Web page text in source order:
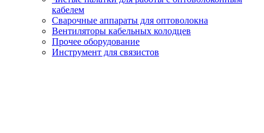
кабелем
Сварочные аппараты для оптоволокна
Вентиляторы кабельных колодцев
Прочее оборудование
Инструмент для связистов